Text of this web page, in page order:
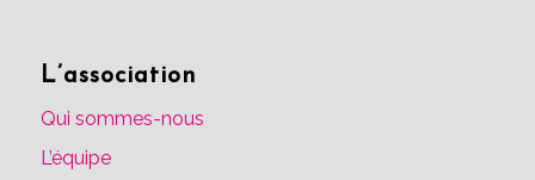
L’association
Qui sommes-nous
L’équipe